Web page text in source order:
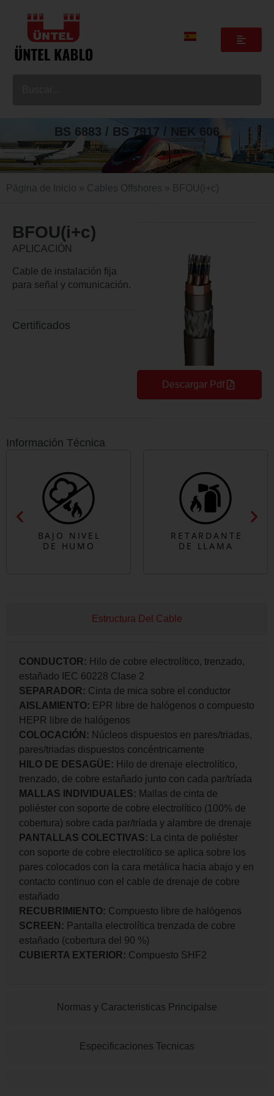
BS 6883 / BS 7917 / NEK 606
Página de Inicio » Cables Offshores » BFOU(i+c)
BFOU(i+c)
APLICACIÓN
Cable de instalación fija
para señal y comunicación.
Certificados
Descargar Pdf
Información Técnica
Estructura Del Cable
Normas y Caracteristicas Principalse
Especificaciones Tecnicas
CONDUCTOR: Hilo de cobre electrolítico, trenzado,
estañado IEC 60228 Clase 2
SEPARADOR: Cinta de mica sobre el conductor
AISLAMIENTO: EPR libre de halógenos o compuesto
HEPR libre de halógenos
COLOCACIÓN: Núcleos dispuestos en pares/triadas,
pares/triadas dispuestos concéntricamente
HILO DE DESAGÜE: Hilo de drenaje electrolítico,
trenzado, de cobre estañado junto con cada par/tríada
MALLAS INDIVIDUALES: Mallas de cinta de
poliéster con soporte de cobre electrolítico (100% de
cobertura) sobre cada par/tríada y alambre de drenaje
PANTALLAS COLECTIVAS: La cinta de poliéster
con soporte de cobre electrolítico se aplica sobre los
pares colocados con la cara metálica hacia abajo y en
contacto continuo con el cable de drenaje de cobre
estañado
RECUBRIMIENTO: Compuesto libre de halógenos
SCREEN: Pantalla electrolítica trenzada de cobre
estañado (cobertura del 90 %)
CUBIERTA EXTERIOR: Compuesto SHF2